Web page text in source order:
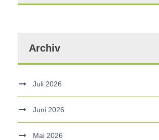
Archiv
Juli 2026
Juni 2026
Mai 2026